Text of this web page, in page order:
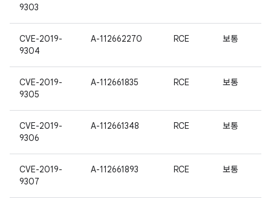
9303
CVE-2019-
9304
A-112662270 RCE 보통
CVE-2019-
9305
A-112661835 RCE 보통
CVE-2019-
9306
A-112661348 RCE 보통
CVE-2019-
9307
A-112661893 RCE 보통